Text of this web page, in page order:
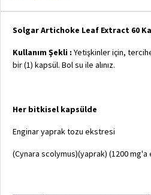
Solgar Artichoke Leaf Extract 60
Kullanım Şekli : Yetişkinler için,
bir (1) kapsül. Bol su ile alınız.
Her bitkisel kapsülde
Enginar yaprak tozu ekstresi
(Cynara scolymus)(yaprak) (1200 mg'a